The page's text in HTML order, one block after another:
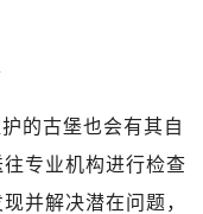
的古堡也会有其自
专业机构进行检查
并解决潜在问题，